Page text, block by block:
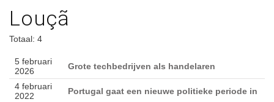
Louçã
Totaal: 4
5 februari
2026
Grote techbedrijven als handelaren
4 februari
2022
Portugal gaat een nieuwe politieke periode in